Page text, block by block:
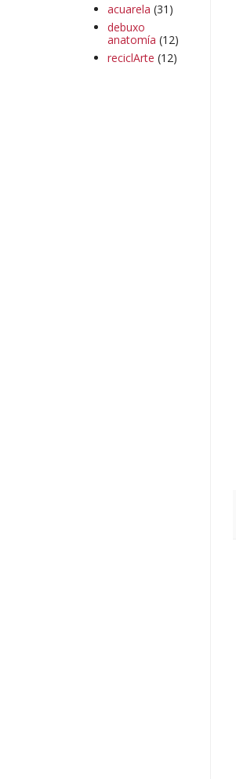
acuarela (31)
debuxo
anatomía (12)
reciclArte (12)